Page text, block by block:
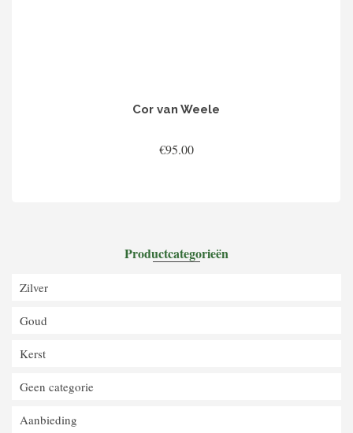
Cor van Weele
€95.00
Productcategorieën
Zilver
Goud
Kerst
Geen categorie
Aanbieding